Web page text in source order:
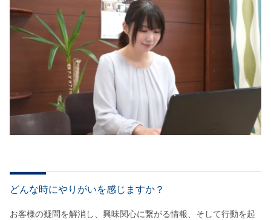
どんな時にやりがいを感じますか？
お客様の疑問を解消し、興味関心に繋がる情報、そして行動を起